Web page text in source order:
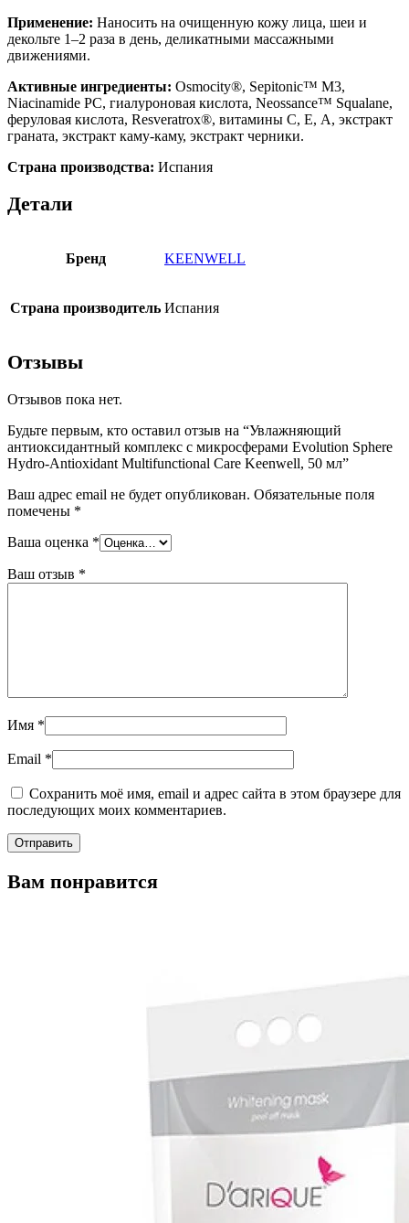
Применение: Наносить на очищенную кожу лица, шеи и
декольте 1–2 раза в день, деликатными массажными
движениями.
Активные ингредиенты: Osmocity®, Sepitonic™ M3,
Niacinamide PC, гиалуроновая кислота, Neossance™ Squalane,
феруловая кислота, Resveratrox®, витамины С, Е, А, экстракт
граната, экстракт каму-каму, экстракт черники.
Страна производства: Испания
Детали
Бренд KEENWELL
Страна производитель Испания
Отзывы
Отзывов пока нет.
Будьте первым, кто оставил отзыв на “Увлажняющий
антиоксидантный комплекс с микросферами Evolution Sphere
Hydro-Antioxidant Multifunctional Care Keenwell, 50 мл”
Ваш адрес email не будет опубликован. Обязательные поля
помечены *
Ваша оценка *
Ваш отзыв *
Имя *
Email *
Сохранить моё имя, email и адрес сайта в этом браузере для
последующих моих комментариев.
Вам понравится